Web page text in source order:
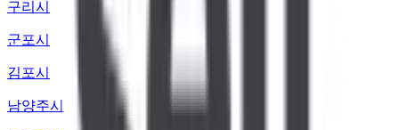
구리시
군포시
김포시
남양주시